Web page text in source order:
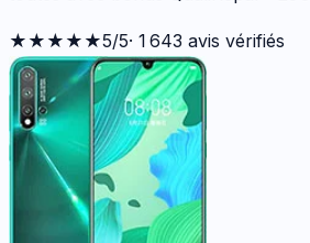
★★★★★5/5· 1 643 avis vérifiés